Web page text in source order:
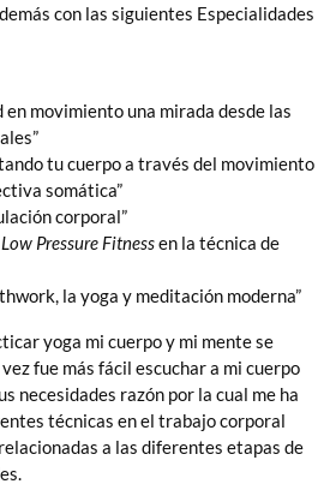
con las siguientes Especialidades
en movimiento una mirada desde las
tu cuerpo a través del movimiento
somática”
corporal”
Low Pressure Fitnessen la técnica de
la yoga y meditación moderna”
yoga mi cuerpo y mi mente se
fue más fácil escuchar a mi cuerpo
necesidades razón por la cual me ha
técnicas en el trabajo corporal
a las diferentes etapas de